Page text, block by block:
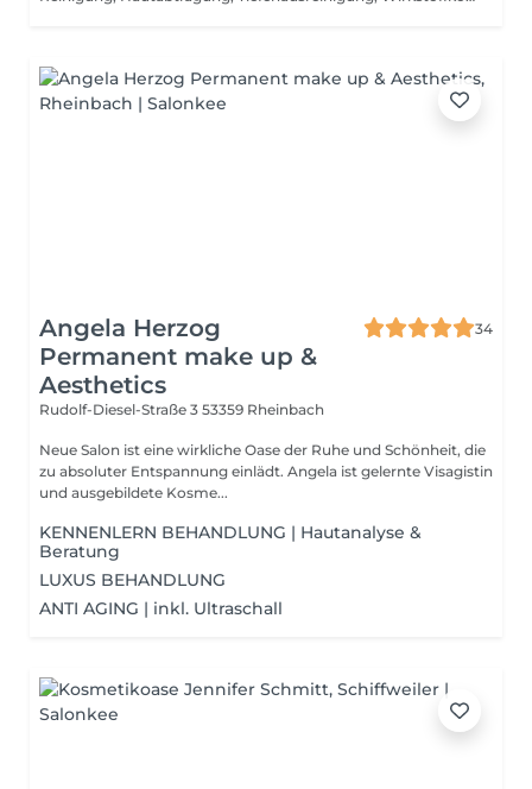
Angela Herzog
Permanent make up &
Aesthetics
34
Rudolf-Diesel-Straße 3 53359 Rheinbach
Neue Salon ist eine wirkliche Oase der Ruhe und Schönheit, die
zu absoluter Entspannung einlädt. Angela ist gelernte Visagistin
und ausgebildete Kosme...
KENNENLERN BEHANDLUNG | Hautanalyse &
Beratung
LUXUS BEHANDLUNG
ANTI AGING | inkl. Ultraschall